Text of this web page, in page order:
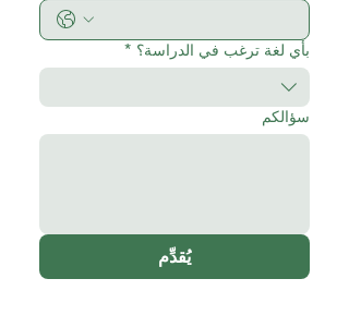
بأي لغة ترغب في الدراسة؟ *
سؤالكم
يُقدِّم